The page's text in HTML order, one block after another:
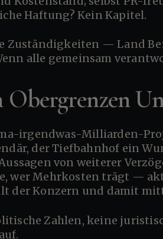
Haftung? Kein Kapitel.
alle gemeinsam
Obergrenzen
der Tiefbahnhof ein
von weiterer
wer Mehrkosten trägt —
der Konzern und damit